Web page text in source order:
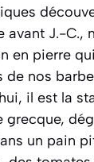
avant J.-C.,
en pierre
de nos
il est la
grecque,
un pain